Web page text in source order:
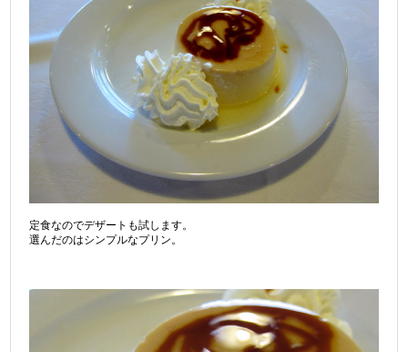
定食なのでデザートも試します。
選んだのはシンプルなプリン。